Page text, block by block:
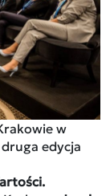
w
edycja